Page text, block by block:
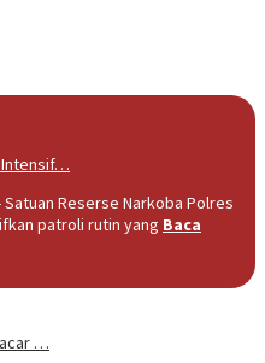
Intensif…
- Satuan Reserse Narkoba Polres
patroli rutin yang Baca
…